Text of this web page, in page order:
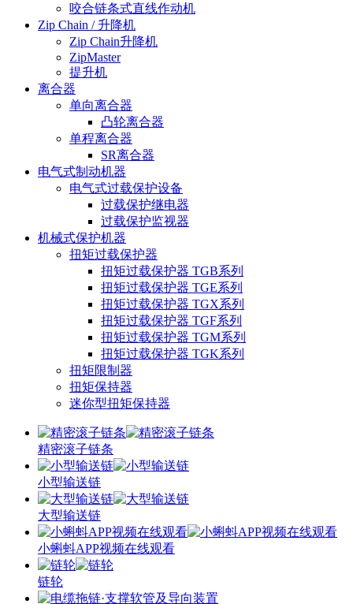
咬合链条式直线作动机
Zip Chain / 升降机
Zip Chain升降机
ZipMaster
提升机
离合器
单向离合器
凸轮离合器
单程离合器
SR离合器
电气式制动机器
电气式过载保护设备
过载保护继电器
过载保护监视器
机械式保护机器
扭矩过载保护器
扭矩过载保护器 TGB系列
扭矩过载保护器 TGE系列
扭矩过载保护器 TGX系列
扭矩过载保护器 TGF系列
扭矩过载保护器 TGM系列
扭矩过载保护器 TGK系列
扭矩限制器
扭矩保持器
迷你型扭矩保持器
精密滚子链条
小型输送链
大型输送链
小蝌蚪APP视频在线观看
链轮